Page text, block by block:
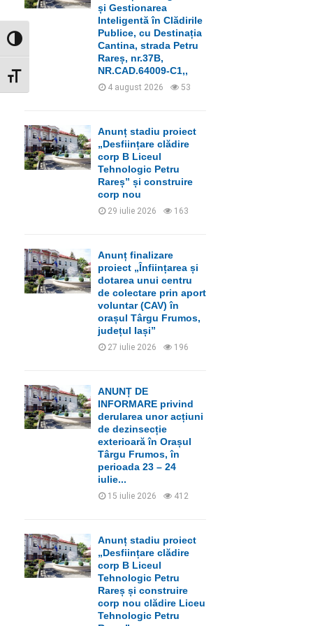
GLISOR NIVEL CONTRAST
GLISOR MĂRIME FONT
H
și Gestionarea
Inteligentă în Clădirile
Publice, cu Destinația
Cantina, strada Petru
Rareș, nr.37B,
NR.CAD.64009-C1,,
4 august 2026 53
Anunț stadiu proiect
„Desființare clădire
corp B Liceul
Tehnologic Petru
Rareș” și construire
corp nou
29 iulie 2026 163
Anunț finalizare
proiect „Înființarea și
dotarea unui centru
de colectare prin aport
voluntar (CAV) în
orașul Târgu Frumos,
județul Iași”
27 iulie 2026 196
ANUNȚ DE
INFORMARE privind
derularea unor acțiuni
de dezinsecție
exterioară în Orașul
Târgu Frumos, în
perioada 23 – 24
iulie...
15 iulie 2026 412
Anunț stadiu proiect
„Desființare clădire
corp B Liceul
Tehnologic Petru
Rareș și construire
corp nou clădire Liceu
Tehnologic Petru